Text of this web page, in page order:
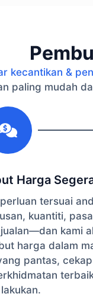
kecantikan &
paling mudah
Harga
tersuai
kuantiti,
kami
harga dalam
pantas,